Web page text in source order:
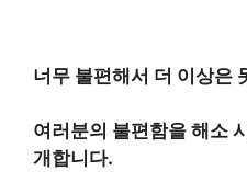
너무 불편해서 더 이상은
여러분의 불편함을 해소
개합니다.